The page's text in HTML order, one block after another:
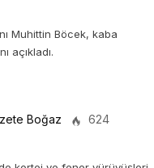
Muhittin Böcek, kaba
açıkladı.
Boğaz 624